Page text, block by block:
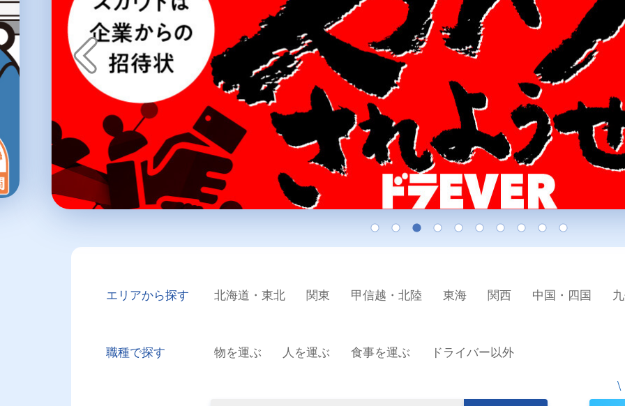
エリアから探す 北海道・東北 関東 甲信越・北陸 東海 関西 中国・四国
職種で探す 物を運ぶ 人を運ぶ 食事を運ぶ ドライバー以外